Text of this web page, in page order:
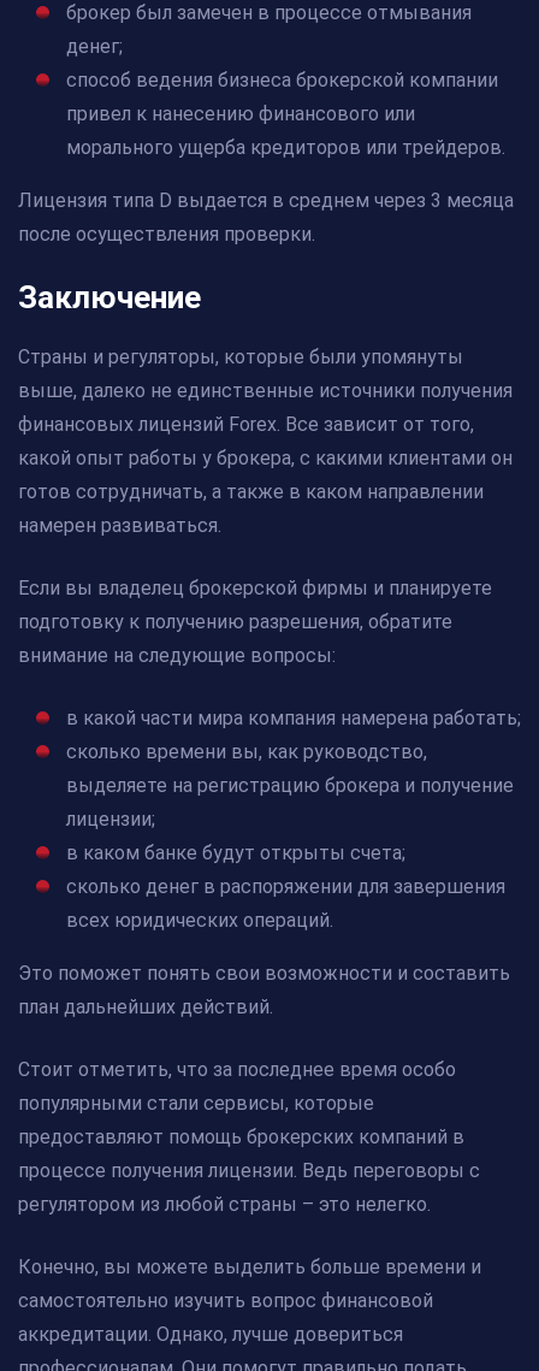
брокер был замечен в процессе отмывания
денег;
способ ведения бизнеса брокерской компании
привел к нанесению финансового или
морального ущерба кредиторов или трейдеров.
Лицензия типа D выдается в среднем через 3 месяца
после осуществления проверки.
Заключение
Страны и регуляторы, которые были упомянуты
выше, далеко не единственные источники получения
финансовых лицензий Forex. Все зависит от того,
какой опыт работы у брокера, с какими клиентами он
готов сотрудничать, а также в каком направлении
намерен развиваться.
Если вы владелец брокерской фирмы и планируете
подготовку к получению разрешения, обратите
внимание на следующие вопросы:
в какой части мира компания намерена работать;
сколько времени вы, как руководство,
выделяете на регистрацию брокера и получение
лицензии;
в каком банке будут открыты счета;
сколько денег в распоряжении для завершения
всех юридических операций.
Это поможет понять свои возможности и составить
план дальнейших действий.
Стоит отметить, что за последнее время особо
популярными стали сервисы, которые
предоставляют помощь брокерских компаний в
процессе получения лицензии. Ведь переговоры с
регулятором из любой страны – это нелегко.
Конечно, вы можете выделить больше времени и
самостоятельно изучить вопрос финансовой
аккредитации. Однако, лучше довериться